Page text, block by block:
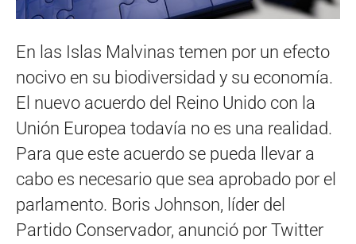
En las Islas Malvinas temen por un efecto
nocivo en su biodiversidad y su economía.
El nuevo acuerdo del Reino Unido con la
Unión Europea todavía no es una realidad.
Para que este acuerdo se pueda llevar a
cabo es necesario que sea aprobado por el
parlamento. Boris Johnson, líder del
Partido Conservador, anunció por Twitter